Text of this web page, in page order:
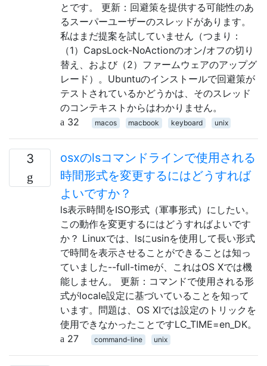
とです。 更新：回避策を提供する可能性のあ
るスーパーユーザーのスレッドがあります。
私はまだ提案を試していません（つまり：
（1）CapsLock-NoActionのオン/オフの切り
替え、および（2）ファームウェアのアップグ
レード）。Ubuntuのインストールで回避策が
テストされているかどうかは、そのスレッド
のコンテキストからはわかりません。
32
macos macbook keyboard unix
3
osxのlsコマンドラインで使用される
時間形式を変更するにはどうすれば
よいですか？
ls表示時間をISO形式（軍事形式）にしたい。
この動作を変更するにはどうすればよいです
か？ Linuxでは、lsにusinを使用して長い形式
で時間を表示させることができることは知っ
ていました--full-timeが、これはOS Xでは機
能しません。 更新：コマンドで使用される形
式がlocale設定に基づいていることを知って
います。問題は、OS XIでは設定のトリックを
使用できなかったことですLC_TIME=en_DK。
27
command-line unix